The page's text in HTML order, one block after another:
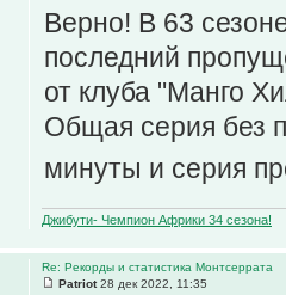
Верно! В 63
последний
от клуба "Манго
Общая серия без
минуты и серия
Джибути- Чемпион Африки 34 сезона!
Re: Рекорды и статистика Монтсеррата
Patriot28 дек 2022, 11:35